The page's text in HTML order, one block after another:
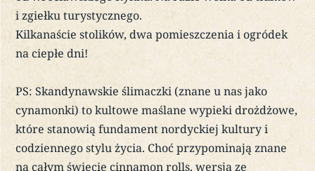
i zgiełku turystycznego.
Kilkanaście stolików, dwa pomieszczenia i ogródek
na ciepłe dni!
PS: Skandynawskie ślimaczki (znane u nas jako
cynamonki) to kultowe maślane wypieki drożdżowe,
które stanowią fundament nordyckiej kultury i
codziennego stylu życia. Choć przypominają znane
na całym świecie cinnamon rolls, wersja ze